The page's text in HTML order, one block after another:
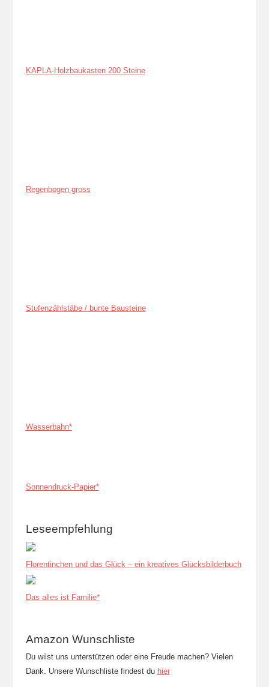
KAPLA-Holzbaukasten 200 Steine
Regenbogen gross
Stufenzählstäbe / bunte Bausteine
Wasserbahn*
Sonnendruck-Papier*
Leseempfehlung
Florentinchen und das Glück – ein kreatives Glücksbilderbuch
Das alles ist Familie*
Amazon Wunschliste
Du wilst uns unterstützen oder eine Freude machen? Vielen
Dank. Unsere Wunschliste findest du hier